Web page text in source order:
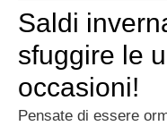
Saldi
sfuggire le
occasioni!
Pensate di essere